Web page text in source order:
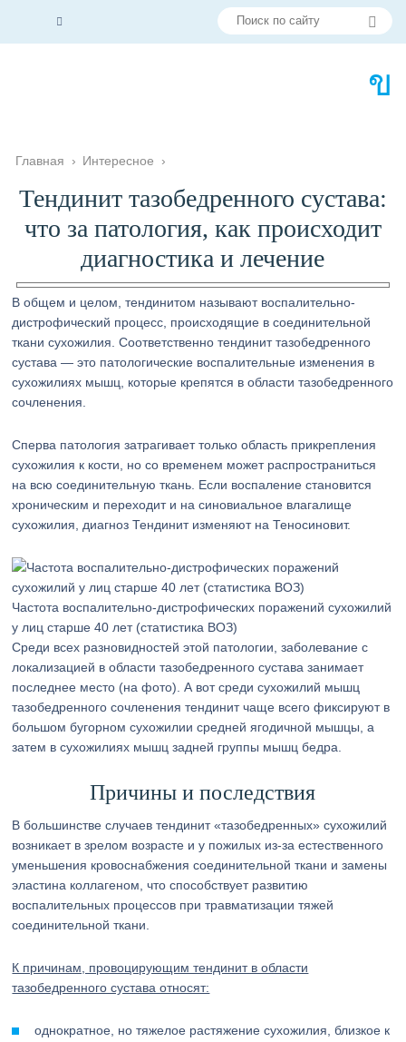
Главная › Интересное ›
Тендинит тазобедренного сустава:
что за патология, как происходит
диагностика и лечение
В общем и целом, тендинитом называют воспалительно-
дистрофический процесс, происходящие в соединительной
ткани сухожилия. Соответственно тендинит тазобедренного
сустава — это патологические воспалительные изменения в
сухожилиях мышц, которые крепятся в области тазобедренного
сочленения.
Сперва патология затрагивает только область прикрепления
сухожилия к кости, но со временем может распространиться
на всю соединительную ткань. Если воспаление становится
хроническим и переходит и на синовиальное влагалище
сухожилия, диагноз Тендинит изменяют на Теносиновит.
Частота воспалительно-дистрофических поражений сухожилий
у лиц старше 40 лет (статистика ВОЗ)
Среди всех разновидностей этой патологии, заболевание с
локализацией в области тазобедренного сустава занимает
последнее место (на фото). А вот среди сухожилий мышц
тазобедренного сочленения тендинит чаще всего фиксируют в
большом бугорном сухожилии средней ягодичной мышцы, а
затем в сухожилиях мышц задней группы мышц бедра.
Причины и последствия
В большинстве случаев тендинит «тазобедренных» сухожилий
возникает в зрелом возрасте и у пожилых из-за естественного
уменьшения кровоснабжения соединительной ткани и замены
эластина коллагеном, что способствует развитию
воспалительных процессов при травматизации тяжей
соединительной ткани.
К причинам, провоцирующим тендинит в области
тазобедренного сустава относят:
однократное, но тяжелое растяжение сухожилия, близкое к